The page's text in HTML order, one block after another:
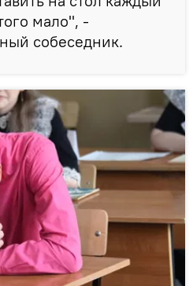
мало", -
собеседник.